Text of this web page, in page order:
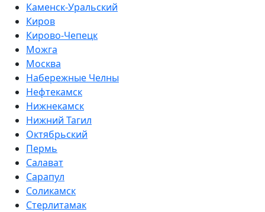
Каменск-Уральский
Киров
Кирово-Чепецк
Можга
Москва
Набережные Челны
Нефтекамск
Нижнекамск
Нижний Тагил
Октябрьский
Пермь
Салават
Сарапул
Соликамск
Стерлитамак